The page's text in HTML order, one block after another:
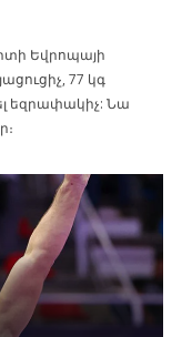
Եվրոպայի
77 կգ
եզրափակիչ: Նա